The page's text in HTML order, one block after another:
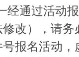
经通过活动
修改），请
报名活动